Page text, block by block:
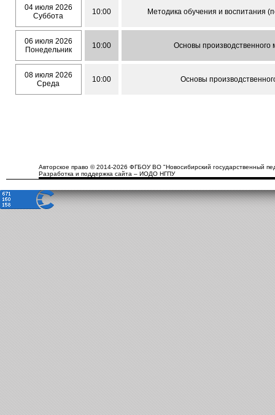
04 июля 2026
Суббота
10:00 Методика обучения и воспитания
06 июля 2026
Понедельник
10:00 Основы производственного
08 июля 2026
Среда
10:00 Основы
Авторское право © 2014-2026 ФГБОУ ВО "Новосибирский государственный
Разработка и поддержка сайта – ИОДО НГПУ